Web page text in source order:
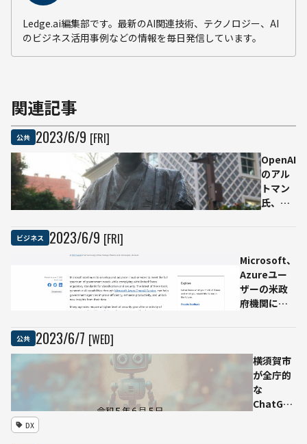
Ledge.ai編集部です。最新のAI関連技術、テクノロジー、AI
のビジネス活用事例などの情報を毎日発信しています。
関連記事
公共 2023/6/9 [FRI]
OpenAI
のアル
トマン
氏、来
で学生
と対話
予定
ビジネス 2023/6/9 [FRI]
Microsoft、
Azureユー
ザーの米政
府機関に対
のアクセス
を解禁
公共 2023/6/7 [WED]
横須賀市
が全庁的
な
ChatGPT
DX